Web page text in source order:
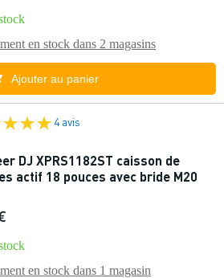
en stock dans 2 magasins
Ajouter au panier
4 avis
DJ XPRS1182ST caisson de
actif 18 pouces avec bride M20
en stock dans 1 magasin